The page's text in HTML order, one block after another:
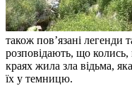
також пов’язані легенди
розповідають, що колись,
краях жила зла відьма,
їх у темницю.